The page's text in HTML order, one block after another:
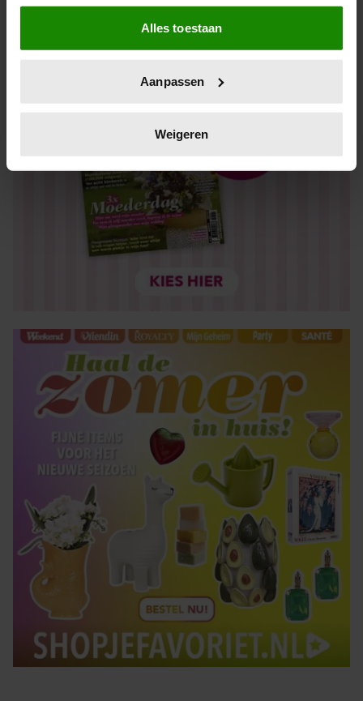
Als u het toestaat, willen we ook graag:
Informatie verzamelen over uw geografische locatie,
die tot een paar meter nauwkeurig kan zijn
op specifieke eigenschappen (fingerprinting)
verwerkt en stel uw voorkeuren in het
intrekken in de Cookieverklaring.
We gebruiken cookies om content en advertenties te
personaliseren, om functies voor social media te bieden
en om ons websiteverkeer te analyseren. Ook delen we
partners voor social media, adverteren en analyse. Deze
verzameld op basis van uw gebruik van hun services. U
gaat akkoord met onze cookies als u onze website blijft
gebruiken.
Alles toestaan
Aanpassen
Weigeren